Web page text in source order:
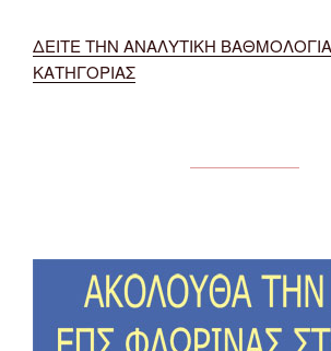
ΔΕΙΤΕ ΤΗΝ ΑΝΑΛΥΤΙΚΗ
ΚΑΤΗΓΟΡΙΑΣ